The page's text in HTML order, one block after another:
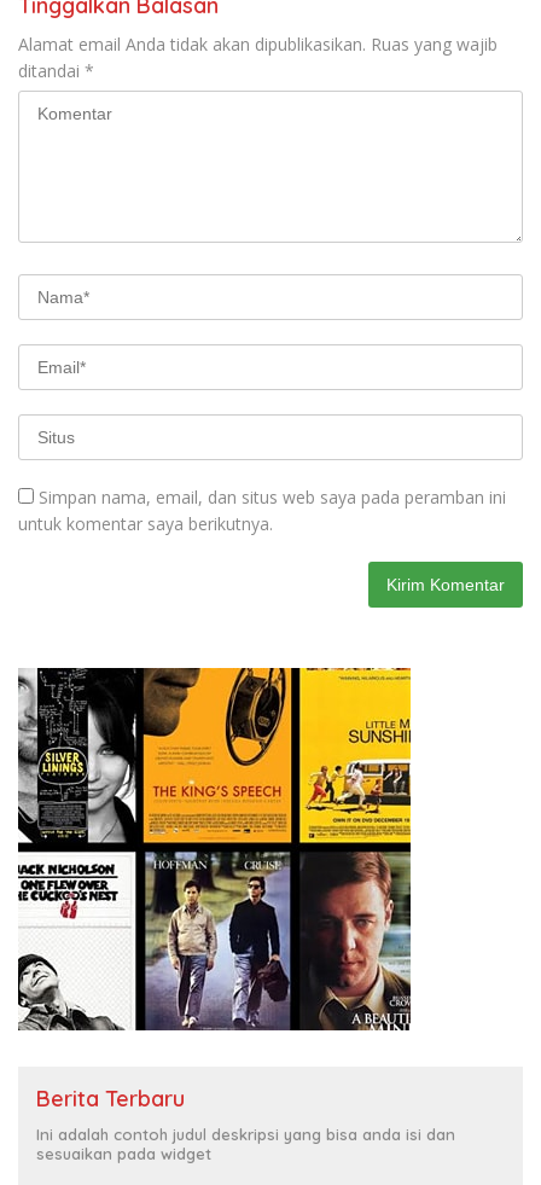
Tinggalkan Balasan
Alamat email Anda tidak akan dipublikasikan. Ruas yang wajib
ditandai *
Simpan nama, email, dan situs web saya pada peramban ini
untuk komentar saya berikutnya.
Berita Terbaru
Ini adalah contoh judul deskripsi yang bisa anda isi dan
sesuaikan pada widget